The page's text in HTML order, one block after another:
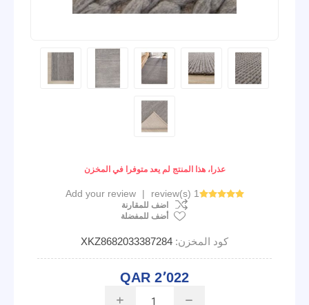
عذرا، هذا المنتج لم يعد متوفرا في المخزن
1 review(s)
|
Add your review
اضف للمقارنة
أضف للمفضلة
كود المخزن: XKZ8682033387284
QAR 2٬022
i h